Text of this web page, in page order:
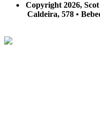
Copyright 2026,
Caldeira, 578 •